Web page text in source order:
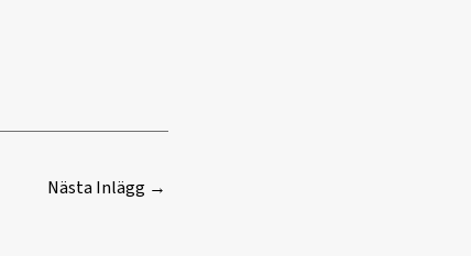
Nästa Inlägg →